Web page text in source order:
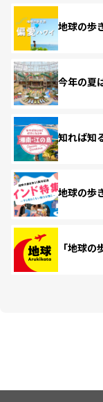
地球の歩
今年の夏
知れば知
地球の歩
「地球